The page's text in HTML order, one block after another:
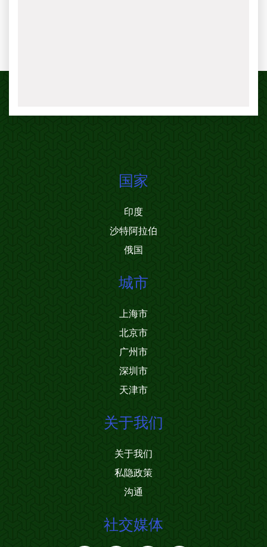
国家
印度
沙特阿拉伯
俄国
城市
上海市
北京市
广州市
深圳市
天津市
关于我们
关于我们
私隐政策
沟通
社交媒体